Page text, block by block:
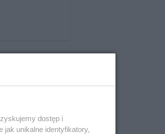
w
dostęp i
jak unikalne identyfikatory,